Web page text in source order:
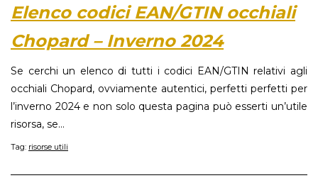
Elenco codici EAN/GTIN occhiali
Chopard – Inverno 2024
Se cerchi un elenco di tutti i codici EAN/GTIN relativi agli
occhiali Chopard, ovviamente autentici, perfetti perfetti per
l’inverno 2024 e non solo questa pagina può esserti un’utile
risorsa, se...
Tag: risorse utili